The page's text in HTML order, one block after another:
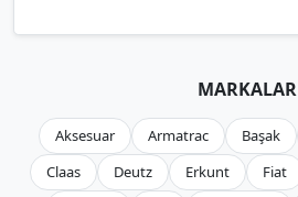
MARKALAR
Aksesuar Armatrac Başak
Claas
Deutz Erkunt Fiat